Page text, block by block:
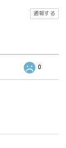
通報する
0